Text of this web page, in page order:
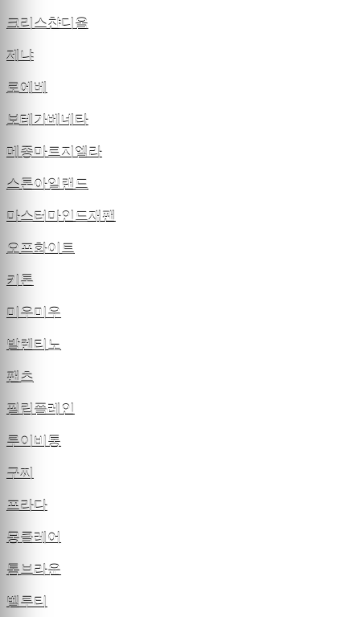
크리스챤디올
제냐
로에베
보테가베네타
메종마르지엘라
스톤아일랜드
마스터마인드재팬
오프화이트
키톤
미우미우
발렌티노
팬츠
필립플레인
루이비통
구찌
프라다
몽클레어
톰브라운
벨루티